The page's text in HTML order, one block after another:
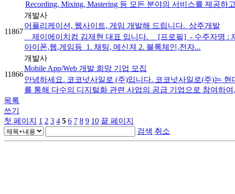
Recording, Mixing, Mastering 등 모든 분야의 서비스를 제공하
11867
개발사
어플리케이션, 웹사이트, 게임 개발해 드립니다._상주개발
제이에이치컴 김재현 대표 입니다. [프로필] ​ - 수주자명 :
아이폰,웹,게임등 ​ 1. 채팅, 메신져 2. 블록체인,전자...
11866
개발사
Mobile App/Web 개발 희망 기업 모집
안녕하세요. 코코넛사일로 (주)입니다. 코코넛사일로(주)는
를 통해 다수의 디지털화 관련 사업의 공급 기업으로 참여하여,
목록
쓰기
첫 페이지
1 2 3 4 5 6 7 8 9 10 끝 페이지
검색 취소